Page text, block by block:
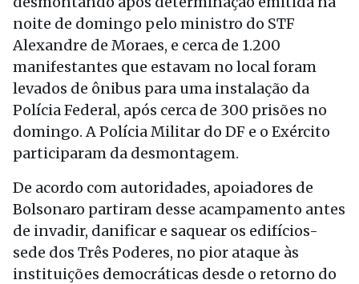
noite de domingo pelo ministro do STF
Alexandre de Moraes, e cerca de 1.200
manifestantes que estavam no local foram
levados de ônibus para uma instalação da
Polícia Federal, após cerca de 300 prisões no
domingo. A Polícia Militar do DF e o Exército
participaram da desmontagem.
De acordo com autoridades, apoiadores de
Bolsonaro partiram desse acampamento antes
de invadir, danificar e saquear os edifícios-
sede dos Três Poderes, no pior ataque às
instituições democráticas desde o retorno do